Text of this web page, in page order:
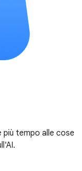
più tempo alle cose